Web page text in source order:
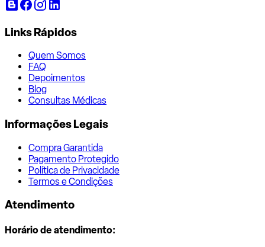
Links Rápidos
Quem Somos
FAQ
Depoimentos
Blog
Consultas Médicas
Informações Legais
Compra Garantida
Pagamento Protegido
Política de Privacidade
Termos e Condições
Atendimento
Horário de atendimento: